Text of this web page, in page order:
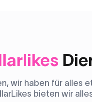
wir haben für alles
bieten wir